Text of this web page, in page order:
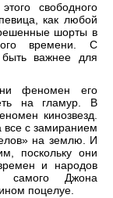
свободного
как любой
шорты в
времени. С
важнее для
феномен его
на гламур. В
кинозвезд.
с замиранием
на землю. И
поскольку они
и народов
самого Джона
поцелуе.